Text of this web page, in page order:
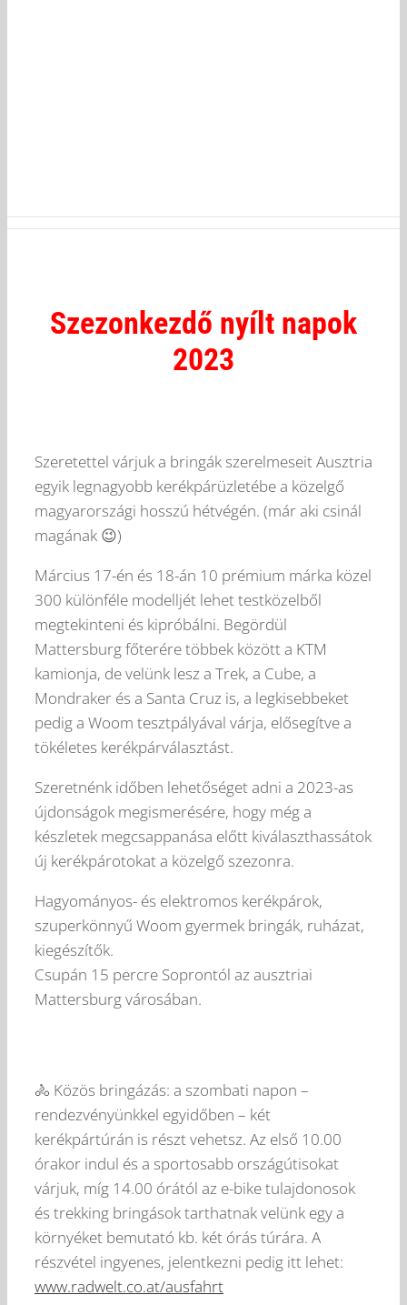
Szezonkezdő nyílt napok
2023
Szeretettel várjuk a bringák szerelmeseit Ausztria
egyik legnagyobb kerékpárüzletébe a közelgő
magyarországi hosszú hétvégén. (már aki csinál
magának 😉)
Március 17-én és 18-án 10 prémium márka közel
300 különféle modelljét lehet testközelből
megtekinteni és kipróbálni. Begördül
Mattersburg főterére többek között a KTM
kamionja, de velünk lesz a Trek, a Cube, a
Mondraker és a Santa Cruz is, a legkisebbeket
pedig a Woom tesztpályával várja, elősegítve a
tökéletes kerékpárválasztást.
Szeretnénk időben lehetőséget adni a 2023-as
újdonságok megismerésére, hogy még a
készletek megcsappanása előtt kiválaszthassátok
új kerékpárotokat a közelgő szezonra.
Hagyományos- és elektromos kerékpárok,
szuperkönnyű Woom gyermek bringák, ruházat,
kiegészítők.
Csupán 15 percre Soprontól az ausztriai
Mattersburg városában.
🚴 Közös bringázás: a szombati napon –
rendezvényünkkel egyidőben – két
kerékpártúrán is részt vehetsz. Az első 10.00
órakor indul és a sportosabb országútisokat
várjuk, míg 14.00 órától az e-bike tulajdonosok
és trekking bringások tarthatnak velünk egy a
környéket bemutató kb. két órás túrára. A
részvétel ingyenes, jelentkezni pedig itt lehet:
www.radwelt.co.at/ausfahrt